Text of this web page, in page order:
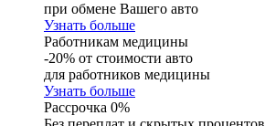
при обмене Вашего авто
Узнать больше
Работникам медицины
-20% от стоимости авто
для работников медицины
Узнать больше
Рассрочка 0%